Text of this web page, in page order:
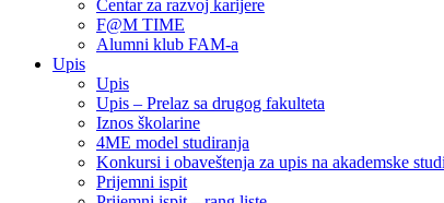
Centar za razvoj karijere
F@M TIME
Alumni klub FAM-a
Upis
Upis
Upis – Prelaz sa drugog fakulteta
Iznos školarine
4ME model studiranja
Konkursi i obaveštenja za upis na akademske
Prijemni ispit